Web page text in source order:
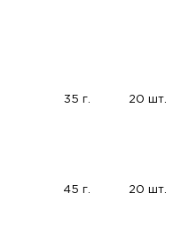
35 г. 20 шт.
45 г. 20 шт.